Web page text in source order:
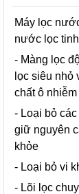
Máy lọc
nước lọc
- Màng lọc
lọc siêu nhỏ
chất ô
- Loại bỏ
giữ nguyên
khỏe
- Loại bỏ vi
- Lõi lọc